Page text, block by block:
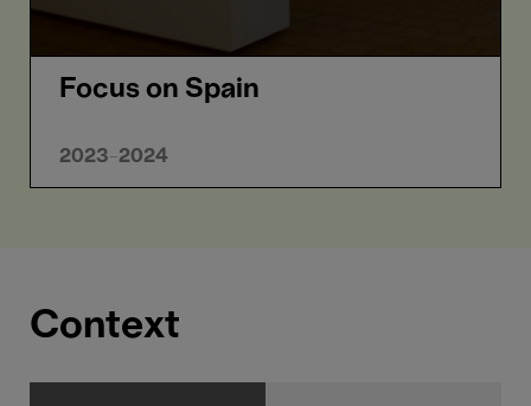
Focus on Spain
2023-2024
Context